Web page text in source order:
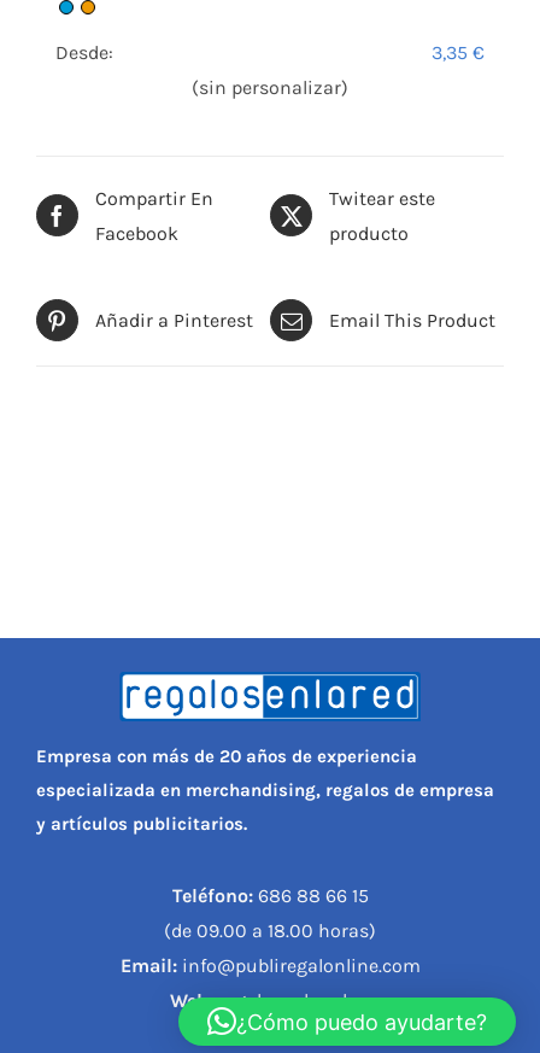
Compartir En
Facebook
Twitear este
producto
Añadir a Pinterest Email This Product
Desde: 3,35€
(sin personalizar)
Empresa con más de 20 años de experiencia
especializada en merchandising, regalos de empresa
y artículos publicitarios.
Teléfono:686 88 66 15
(de 09.00 a 18.00 horas)
Email:info@publiregalonline.com
Web:regalosenlared.es
¿Cómo puedo ayudarte?